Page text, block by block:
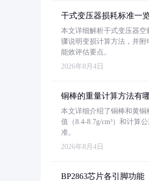
干式变压器损耗标准一
本文详细解析干式变压器空
骤说明变损计算方法，并附
能效评估要点。
2026年8月4日
铜棒的重量计算方法有
本文详细介绍了铜棒和黄
值（8.4-8.7g/cm³）和计算
准。
2026年8月4日
BP2863芯片各引脚功能